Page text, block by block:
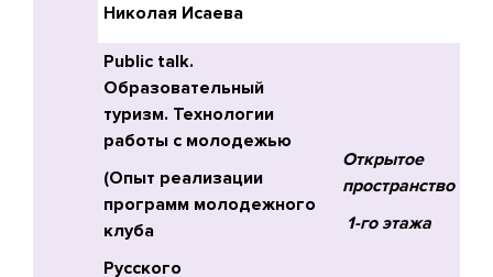
Николая Исаева
Public talk.
Образовательный
туризм. Технологии
работы с молодежью
(Опыт реализации
программ молодежного
клуба
Русского
Открытое
пространство
1-го этажа